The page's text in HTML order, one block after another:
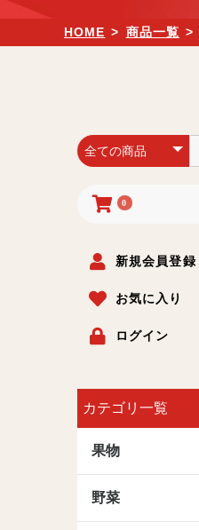
HOME > 商品一覧 >
0
新規会員登録
お気に入り
ログイン
カテゴリ一覧
果物
野菜